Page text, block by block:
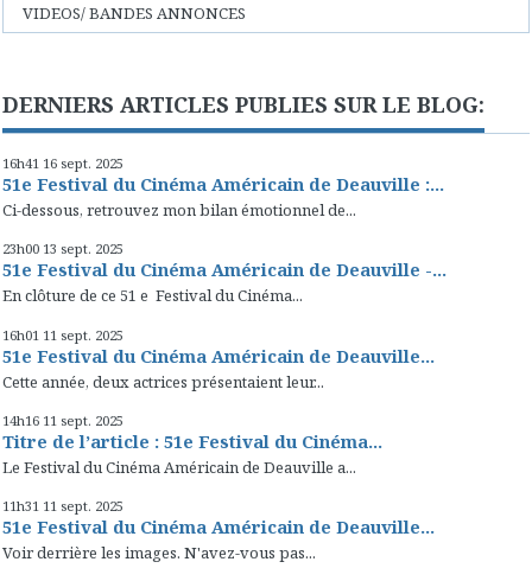
VIDEOS/ BANDES ANNONCES
DERNIERS ARTICLES PUBLIES SUR LE BLOG:
16h41 16 sept. 2025
51e Festival du Cinéma Américain de Deauville :...
Ci-dessous, retrouvez mon bilan émotionnel de...
23h00 13 sept. 2025
51e Festival du Cinéma Américain de Deauville -...
En clôture de ce 51 e Festival du Cinéma...
16h01 11 sept. 2025
51e Festival du Cinéma Américain de Deauville...
Cette année, deux actrices présentaient leur...
14h16 11 sept. 2025
Titre de l’article : 51e Festival du Cinéma...
Le Festival du Cinéma Américain de Deauville a...
11h31 11 sept. 2025
51e Festival du Cinéma Américain de Deauville...
Voir derrière les images. N'avez-vous pas...